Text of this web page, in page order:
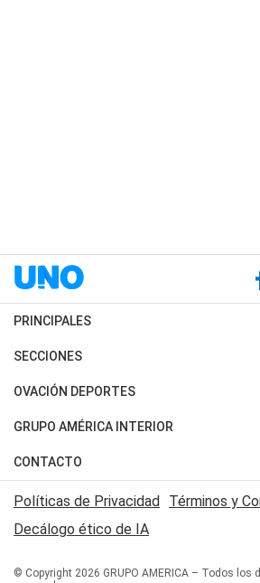
PRINCIPALES
Últimas Noticias
Política
Judiciales
Economia
SECCIONES
Horóscopo
Motores
Trucos caseros
Series y Películas
Edictos y Solicitadas
OVACIÓN DEPORTES
Fútbol
Mundial
Automovilismo
Rugby
Básquet
GRUPO AMÉRICA INTERIOR
Canal 7 en Vivo
San Juan 8
CONTACTO
Acerca de Nosotros
Contactanos
Políticas de Privacidad Términos y
Decálogo ético de IA
© Copyright 2026 GRUPO AMERICA – Todos los